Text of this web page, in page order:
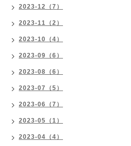
2023-12（7）
2023-11（2）
2023-10（4）
2023-09（6）
2023-08（6）
2023-07（5）
2023-06（7）
2023-05（1）
2023-04（4）